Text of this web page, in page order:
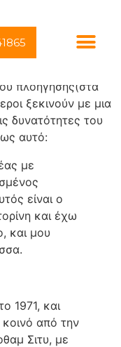
διαφορετική
μείνει σε ένα
πλοήγησης(στα
ξεκινούν με μια
δυνατότητες του
αυτό:
με
είναι ο
και έχω
και μου
1971, και
κοινό από την
Σιτυ, με